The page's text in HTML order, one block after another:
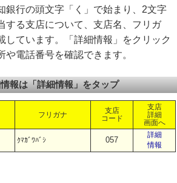
銀行の頭文字「く」で始まり、2文字
する支店について、支店名、フリガ
しています。「詳細情報」をクリック
電話番号を確認できます。
報は「詳細情報」をタップ
フリガナ
支店
コード
支店
詳細
画面へ
ｸﾏｶﾞﾜﾊﾞｼ 057
詳細
情報